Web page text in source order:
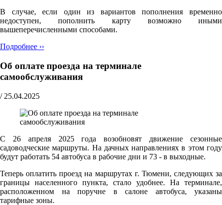
В случае, если один из вариантов пополнения временно
недоступен, пополнить карту возможно иными
вышеперечисленными способами.
Подробнее ››
Об оплате проезда на терминале
самообслуживания
/ 25.04.2025
С 26 апреля 2025 года возобновят движение сезонные
садоводческие маршруты. На дачных направлениях в этом году
будут работать 54 автобуса в рабочие дни и 73 - в выходные.
Теперь оплатить проезд на маршрутах г. Тюмени, следующих за
границы населенного пункта, стало удобнее. На терминале,
расположенном на поручне в салоне автобуса, указаны
тарифные зоны.